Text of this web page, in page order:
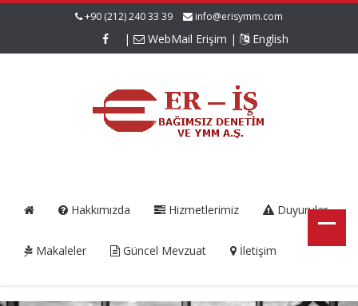
+90 (212) 240 33 39 info@erisymm.com
| WebMail Erişim | English
Hakkımızda Hizmetlerimiz Duyurular
Makaleler Güncel Mevzuat İletişim